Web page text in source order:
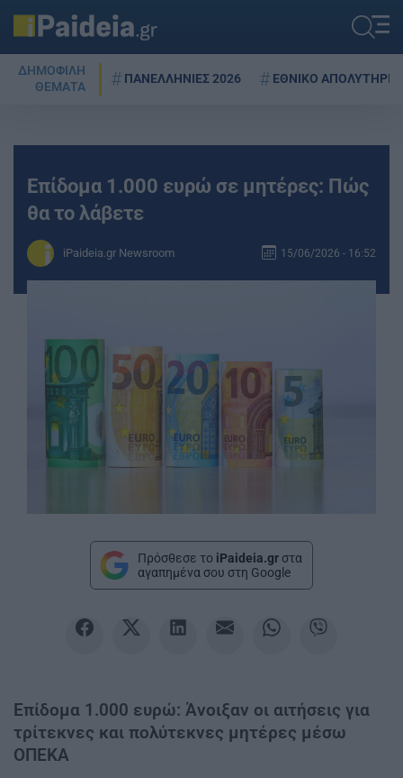
ΔΗΜΟΦΙΛΗ
ΘΕΜΑΤΑ
ΠΑΝΕΛΛΗΝΙΕΣ 2026 ΕΘΝΙΚΟ ΑΠΟΛΥΤΗΡΙΟ
Επίδομα 1.000 ευρώ σε μητέρες: Πώς
θα το λάβετε
iPaideia.gr Newsroom 15/06/2026 - 16:52
Πρόσθεσε το iPaideia.gr στα
αγαπημένα σου στη Google
Επίδομα 1.000 ευρώ: Άνοιξαν οι αιτήσεις για
τρίτεκνες και πολύτεκνες μητέρες μέσω
ΟΠΕΚΑ